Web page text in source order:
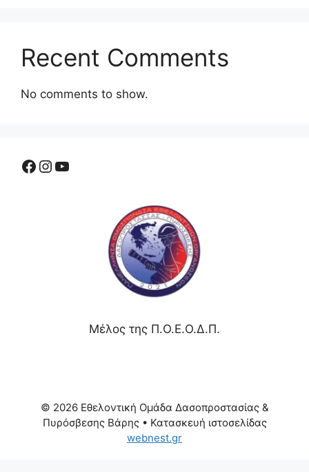
Recent Comments
No comments to show.
Μέλος της Π.Ο.Ε.Ο.Δ.Π.
© 2026 Εθελοντική Ομάδα Δασοπροστασίας &
Πυρόσβεσης Βάρης• Κατασκευή ιστοσελίδας
webnest.gr